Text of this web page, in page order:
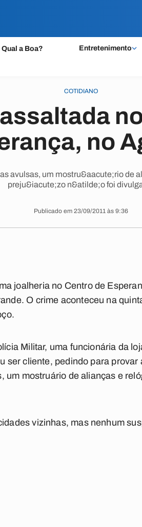
Qual a Boa? Entretenimento
COTIDIANO
no
avulsas, um mostru&aacute;rio de
preju&iacute;zo n&atilde;o foi
Publicado em 23/09/2011 às 9:36
joalheria no Centro de
O crime aconteceu na
Militar, uma funcionária da
ser cliente, pedindo para
um mostruário de alianças e
vizinhas, mas nenhum